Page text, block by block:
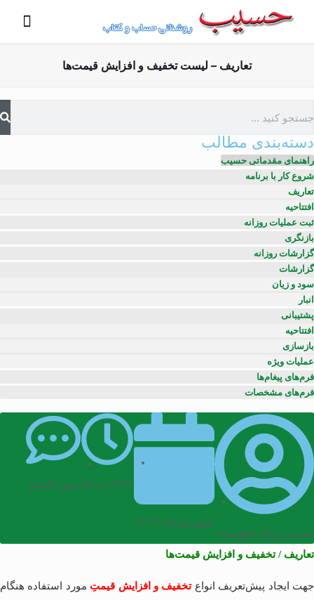
تعاریف – لیست تخفیف و افزایش قیمت‌ها
دسته‌بندی مطالب
راهنمای مقدماتی حسیب
شروع کار با برنامه
تعاریف
افتتاحیه
ثبت عملیات روزانه
بازنگری
گزارشات روزانه
گزارشات
سود و زیان
انبار
پشتیبانی
افتتاحیه
بازسازی
عملیات ویژه
فرم‌های پیغام‌ها
فرم‌های مشخصات
حسیب پرداز خاورمیانه
فروردین ۱۵, ۱۴۰۳
۱۲:۲۱ ب.ظ بدون کامنت
تعاریف / تخفیف و افزایش قیمت‌ها
جهت ایجاد پیش‌تعریف انواعتخفیف و افزایش قیمتِ مورد استفاده هنگام